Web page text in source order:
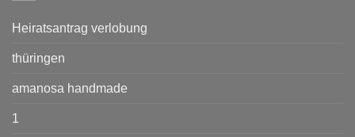
Heiratsantrag verlobung
thüringen
amanosa handmade
1